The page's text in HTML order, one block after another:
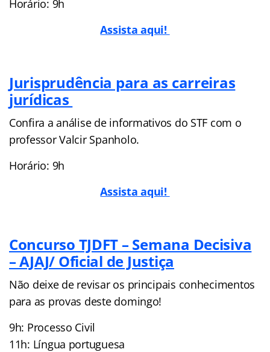
Horário: 9h
Assista aqui!
Jurisprudência para as carreiras
jurídicas
Confira a análise de informativos do STF com o
professor Valcir Spanholo.
Horário: 9h
Assista aqui!
Concurso TJDFT – Semana Decisiva
– AJAJ/ Oficial de Justiça
Não deixe de revisar os principais conhecimentos
para as provas deste domingo!
9h: Processo Civil
11h: Língua portuguesa